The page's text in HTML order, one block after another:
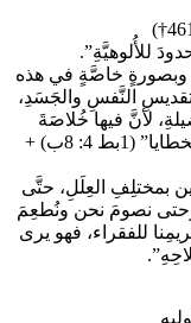
للأُلوهيَّةِ”.
وبصورةٍ خاصَّةٍ في هذه
النَّفسِ والجَسَدِ،
لأنَّ فيها خُلاصَةَ
جميعِ الفضائِلِ، وهذه المَحَبَّةُ تَستُرُ جمًّا من الخطايا” (1بط 4: 8ب) +
بمختلِفِ العِلَلِ، حتَّى
وحتى نصومَ نحن ونُطعِمَ
للفقراء، فهو يرى